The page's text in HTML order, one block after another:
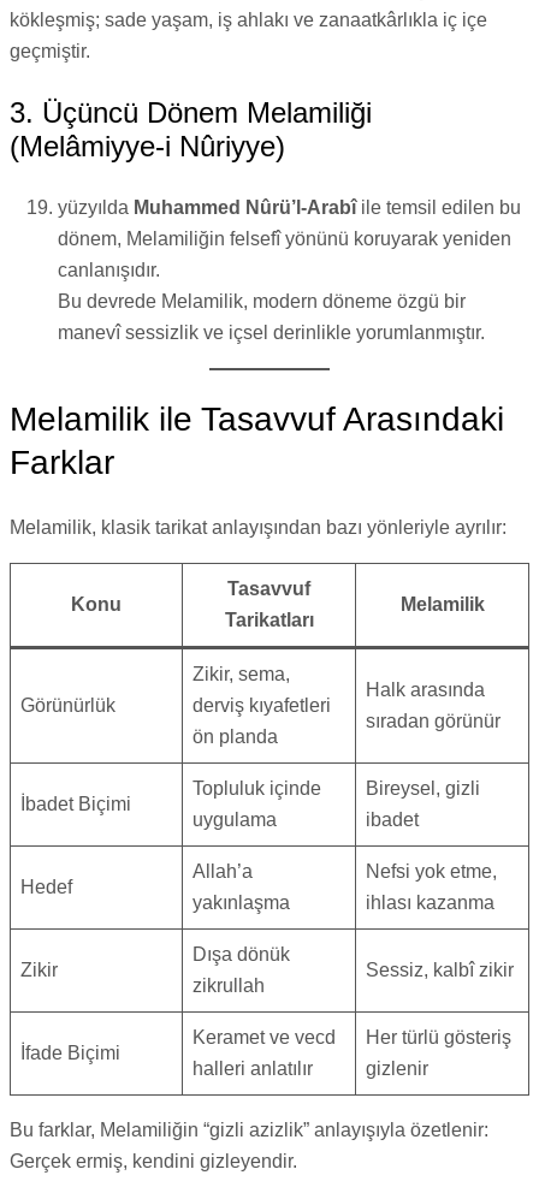
kökleşmiş; sade yaşam, iş ahlakı ve zanaatkârlıkla iç içe
geçmiştir.
3. Üçüncü Dönem Melamiliği
(Melâmiyye-i Nûriyye)
yüzyılda Muhammed Nûrü’l-Arabîile temsil edilen bu
dönem, Melamiliğin felsefî yönünü koruyarak yeniden
canlanışıdır.
Bu devrede Melamilik, modern döneme özgü bir
manevî sessizlik ve içsel derinlikle yorumlanmıştır.
Melamilik ile Tasavvuf Arasındaki
Farklar
Melamilik, klasik tarikat anlayışından bazı yönleriyle ayrılır:
Konu
Tasavvuf
Tarikatları
Melamilik
Görünürlük
Zikir, sema,
derviş kıyafetleri
ön planda
Halk arasında
sıradan görünür
İbadet Biçimi
Topluluk içinde
uygulama
Bireysel, gizli
ibadet
Hedef
Allah’a
yakınlaşma
Nefsi yok etme,
ihlası kazanma
Zikir
Dışa dönük
zikrullah
Sessiz, kalbî zikir
İfade Biçimi
Keramet ve vecd
halleri anlatılır
Her türlü gösteriş
gizlenir
Bu farklar, Melamiliğin “gizli azizlik” anlayışıyla özetlenir:
Gerçek ermiş, kendini gizleyendir.